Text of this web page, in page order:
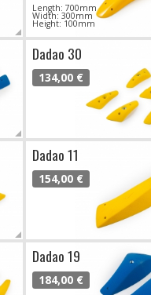
Length: 700mm
Width: 300mm
Height: 100mm
Dadao 30
134,00 €
Dadao 11
154,00 €
Dadao 19
184,00 €